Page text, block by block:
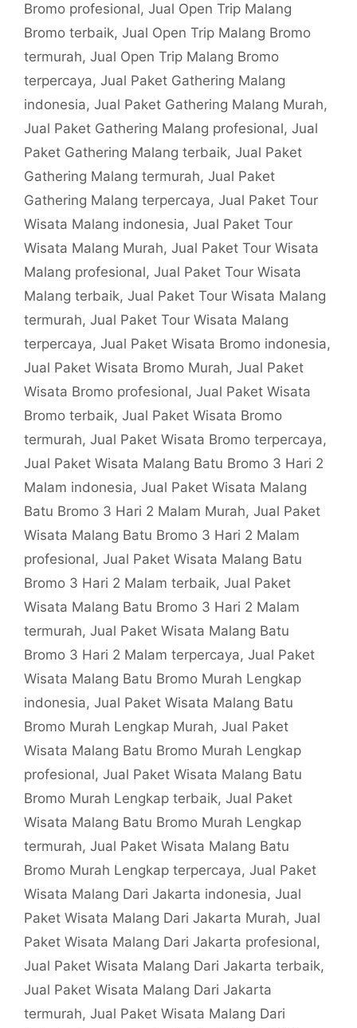
Bromo profesional, Jual Open Trip Malang
Bromo terbaik, Jual Open Trip Malang Bromo
termurah, Jual Open Trip Malang Bromo
terpercaya, Jual Paket Gathering Malang
indonesia, Jual Paket Gathering Malang Murah,
Jual Paket Gathering Malang profesional, Jual
Paket Gathering Malang terbaik, Jual Paket
Gathering Malang termurah, Jual Paket
Gathering Malang terpercaya, Jual Paket Tour
Wisata Malang indonesia, Jual Paket Tour
Wisata Malang Murah, Jual Paket Tour Wisata
Malang profesional, Jual Paket Tour Wisata
Malang terbaik, Jual Paket Tour Wisata Malang
termurah, Jual Paket Tour Wisata Malang
terpercaya, Jual Paket Wisata Bromo indonesia,
Jual Paket Wisata Bromo Murah, Jual Paket
Wisata Bromo profesional, Jual Paket Wisata
Bromo terbaik, Jual Paket Wisata Bromo
termurah, Jual Paket Wisata Bromo terpercaya,
Jual Paket Wisata Malang Batu Bromo 3 Hari 2
Malam indonesia, Jual Paket Wisata Malang
Batu Bromo 3 Hari 2 Malam Murah, Jual Paket
Wisata Malang Batu Bromo 3 Hari 2 Malam
profesional, Jual Paket Wisata Malang Batu
Bromo 3 Hari 2 Malam terbaik, Jual Paket
Wisata Malang Batu Bromo 3 Hari 2 Malam
termurah, Jual Paket Wisata Malang Batu
Bromo 3 Hari 2 Malam terpercaya, Jual Paket
Wisata Malang Batu Bromo Murah Lengkap
indonesia, Jual Paket Wisata Malang Batu
Bromo Murah Lengkap Murah, Jual Paket
Wisata Malang Batu Bromo Murah Lengkap
profesional, Jual Paket Wisata Malang Batu
Bromo Murah Lengkap terbaik, Jual Paket
Wisata Malang Batu Bromo Murah Lengkap
termurah, Jual Paket Wisata Malang Batu
Bromo Murah Lengkap terpercaya, Jual Paket
Wisata Malang Dari Jakarta indonesia, Jual
Paket Wisata Malang Dari Jakarta Murah, Jual
Paket Wisata Malang Dari Jakarta profesional,
Jual Paket Wisata Malang Dari Jakarta terbaik,
Jual Paket Wisata Malang Dari Jakarta
termurah, Jual Paket Wisata Malang Dari